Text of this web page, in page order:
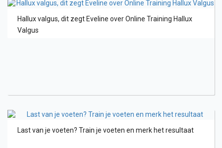
Hallux valgus, dit zegt Eveline over Online Training Hallux
Valgus
Last van je voeten? Train je voeten en merk het resultaat